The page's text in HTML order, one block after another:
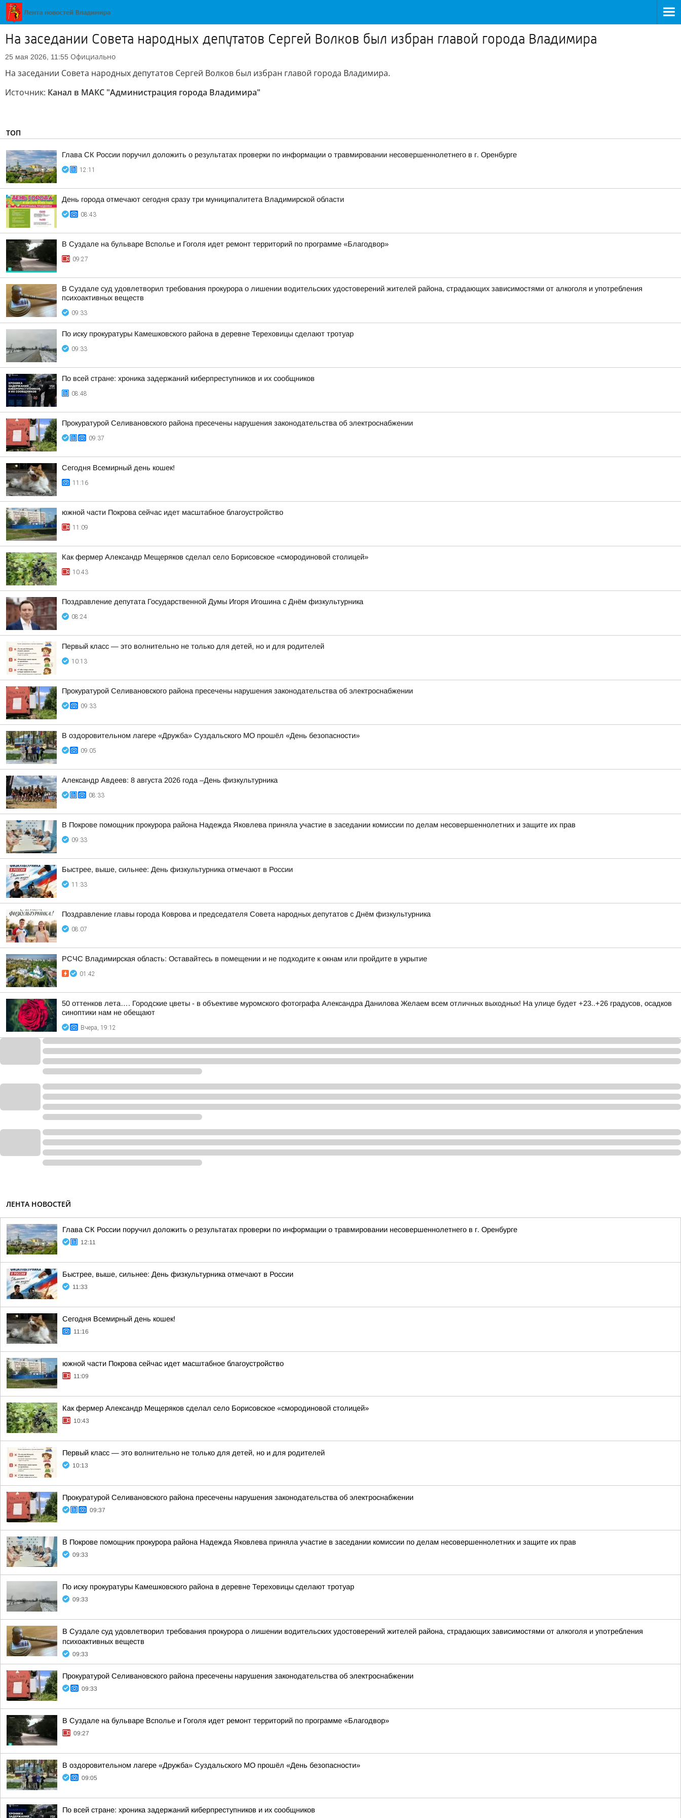
На заседании Совета народных депутатов Сергей Волков был избран главой города Владимира
25 мая 2026, 11:55 Официально
На заседании Совета народных депутатов Сергей Волков был избран главой города Владимира.
Источник: Канал в МАКС "Администрация города Владимира"
ТОП
Глава СК России поручил доложить о результатах проверки по информации о травмировании несовершеннолетнего в г. Оренбурге
12:11
День города отмечают сегодня сразу три муниципалитета Владимирской области
08:43
В Суздале на бульваре Всполье и Гоголя идет ремонт территорий по программе «Благодвор»
09:27
В Суздале суд удовлетворил требования прокурора о лишении водительских удостоверений жителей района, страдающих зависимостями от алкоголя и употребления
психоактивных веществ
09:33
По иску прокуратуры Камешковского района в деревне Тереховицы сделают тротуар
09:33
По всей стране: хроника задержаний киберпреступников и их сообщников
08:48
Прокуратурой Селивановского района пресечены нарушения законодательства об электроснабжении
09:37
Сегодня Всемирный день кошек!
11:16
южной части Покрова сейчас идет масштабное благоустройство
11:09
Как фермер Александр Мещеряков сделал село Борисовское «смородиновой столицей»
10:43
Поздравление депутата Государственной Думы Игоря Игошина с Днём физкультурника
08:24
Первый класс — это волнительно не только для детей, но и для родителей
10:13
Прокуратурой Селивановского района пресечены нарушения законодательства об электроснабжении
09:33
В оздоровительном лагере «Дружба» Суздальского МО прошёл «День безопасности»
09:05
Александр Авдеев: 8 августа 2026 года –День физкультурника
08:33
В Покрове помощник прокурора района Надежда Яковлева приняла участие в заседании комиссии по делам несовершеннолетних и защите их прав
09:33
Быстрее, выше, сильнее: День физкультурника отмечают в России
11:33
Поздравление главы города Коврова и председателя Совета народных депутатов с Днём физкультурника
08:07
РСЧС Владимирская область: Оставайтесь в помещении и не подходите к окнам или пройдите в укрытие
01:42
50 оттенков лета…. Городские цветы - в объективе муромского фотографа Александра Данилова Желаем всем отличных выходных! На улице будет +23..+26 градусов, осадков
синоптики нам не обещают
Вчера, 19:12
ЛЕНТА НОВОСТЕЙ
Глава СК России поручил доложить о результатах проверки по информации о травмировании несовершеннолетнего в г. Оренбурге
12:11
Быстрее, выше, сильнее: День физкультурника отмечают в России
11:33
Сегодня Всемирный день кошек!
11:16
южной части Покрова сейчас идет масштабное благоустройство
11:09
Как фермер Александр Мещеряков сделал село Борисовское «смородиновой столицей»
10:43
Первый класс — это волнительно не только для детей, но и для родителей
10:13
Прокуратурой Селивановского района пресечены нарушения законодательства об электроснабжении
09:37
В Покрове помощник прокурора района Надежда Яковлева приняла участие в заседании комиссии по делам несовершеннолетних и защите их прав
09:33
По иску прокуратуры Камешковского района в деревне Тереховицы сделают тротуар
09:33
В Суздале суд удовлетворил требования прокурора о лишении водительских удостоверений жителей района, страдающих зависимостями от алкоголя и употребления
психоактивных веществ
09:33
Прокуратурой Селивановского района пресечены нарушения законодательства об электроснабжении
09:33
В Суздале на бульваре Всполье и Гоголя идет ремонт территорий по программе «Благодвор»
09:27
В оздоровительном лагере «Дружба» Суздальского МО прошёл «День безопасности»
09:05
По всей стране: хроника задержаний киберпреступников и их сообщников